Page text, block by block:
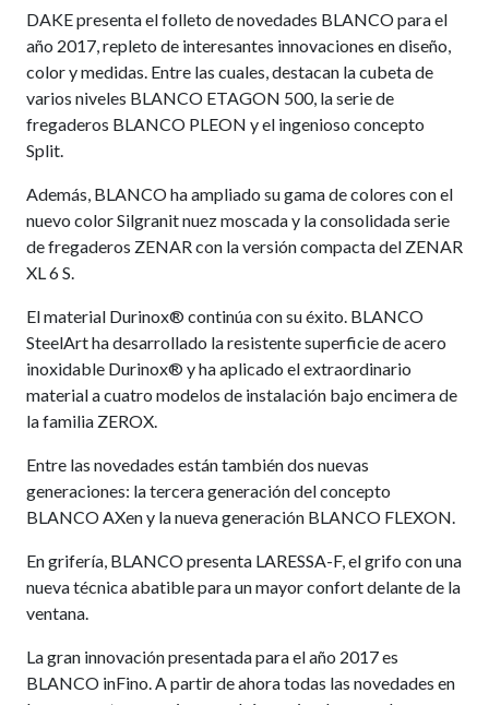
DAKE presenta el folleto de novedades BLANCO para el
año 2017, repleto de interesantes innovaciones en diseño,
color y medidas. Entre las cuales, destacan la cubeta de
varios niveles BLANCO ETAGON 500, la serie de
fregaderos BLANCO PLEON y el ingenioso concepto
Split.
Además, BLANCO ha ampliado su gama de colores con el
nuevo color Silgranit nuez moscada y la consolidada serie
de fregaderos ZENAR con la versión compacta del ZENAR
XL 6 S.
El material Durinox® continúa con su éxito. BLANCO
SteelArt ha desarrollado la resistente superficie de acero
inoxidable Durinox® y ha aplicado el extraordinario
material a cuatro modelos de instalación bajo encimera de
la familia ZEROX.
Entre las novedades están también dos nuevas
generaciones: la tercera generación del concepto
BLANCO AXen y la nueva generación BLANCO FLEXON.
En grifería, BLANCO presenta LARESSA-F, el grifo con una
nueva técnica abatible para un mayor confort delante de la
ventana.
La gran innovación presentada para el año 2017 es
BLANCO inFino. A partir de ahora todas las novedades en